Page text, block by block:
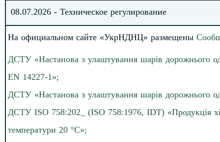
08.07.2026 - Техническое регулирование
На официальном сайте «УкрНДНЦ» размещены
ДСТУ «Настанова з улаштування шарів дорожнього
EN 14227-1»;
ДСТУ «Настанова з улаштування шарів дорожнього
ДСТУ ISO 758:202_ (ISO 758:1976, IDT) «Продукція
температури 20 °C»;